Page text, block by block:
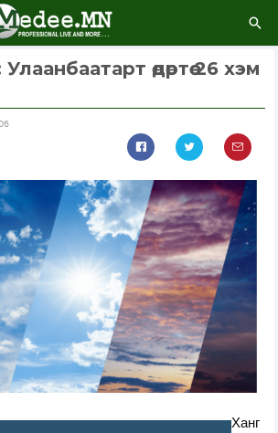
өдөртөө 26 хэм
Ханг